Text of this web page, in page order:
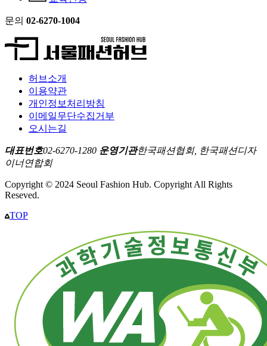
문의 02-6270-1004
허브소개
이용약관
개인정보처리방침
이메일무단수집거부
오시는길
대표번호02-6270-1280 운영기관한국패션협회, 한국패션디자
이너연합회
Copyright © 2024 Seoul Fashion Hub. Copyright All Rights
Reseved.
TOP